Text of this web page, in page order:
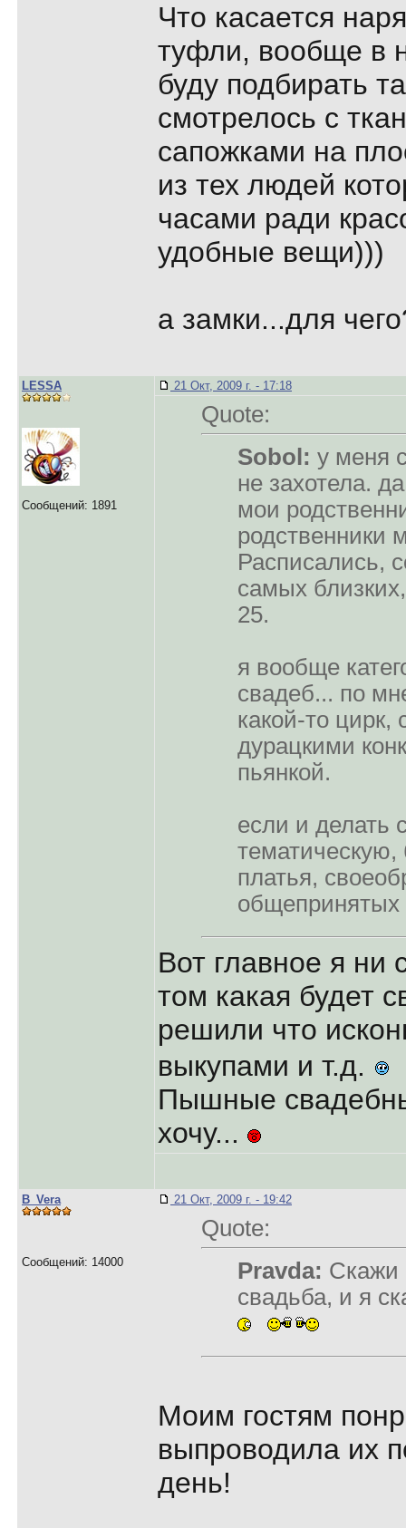
Что касается
туфли, вообще в
буду подбирать
смотрелось с
сапожками на
из тех людей
часами ради
удобные вещи)))
а замки...для
LESSA
Сообщений: 1891
21 Окт, 2009 г. - 17:18
Quote:
Sobol: у меня
не захотела.
мои
родственники
Расписались,
самых
25.
я вообще
свадеб... по
какой-то цирк,
дурацкими
пьянкой.
если и делать
тематическую,
платья,
общепринятых
Вот главное я ни
том какая будет
решили что
выкупами и т.д.
Пышные
хочу...
B_Vera
Сообщений: 14000
21 Окт, 2009 г. - 19:42
Quote:
Pravda: Скажи
свадьба, и я
Моим гостям
выпроводила их
день!